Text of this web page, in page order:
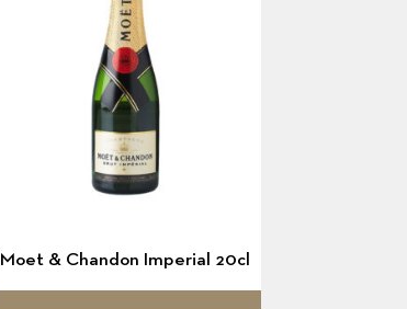
Moet & Chandon Imperial 20cl